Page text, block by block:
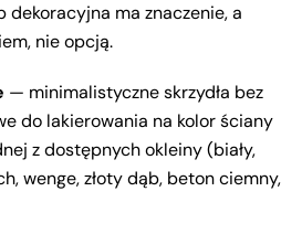
ma znaczenie, a
nie opcją.
— minimalistyczne skrzydła bez
do lakierowania na kolor ściany
z dostępnych okleiny (biały,
wenge, złoty dąb, beton ciemny,